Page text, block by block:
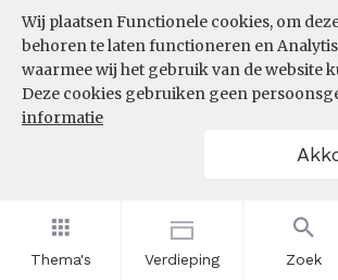
Thema's Verdieping Zoek
Wij plaatsen Functionele cookies, om
behoren te laten functioneren en
waarmee wij het gebruik van de website
Deze cookies gebruiken geen
informatie
VERWACHTE UITBREIDINGS-
EN VERVANGINGSVRAAG
OPLEIDINGSNIVEAU